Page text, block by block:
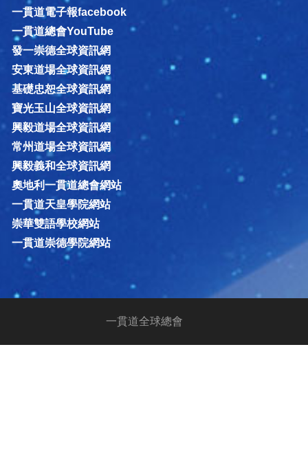
一貫道電子報facebook
一貫道總會YouTube
發一崇德全球資訊網
安東道場全球資訊網
基礎忠恕全球資訊網
寶光玉山全球資訊網
興毅道場全球資訊網
常州道場全球資訊網
興毅義和全球資訊網
奧地利一貫道總會網站
一貫道天皇學院網站
崇華雙語學校網站
一貫道崇德學院網站
一貫道全球總會